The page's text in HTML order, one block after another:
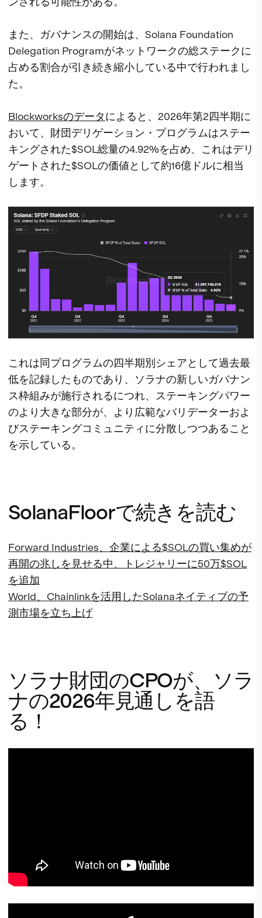
また、ガバナンスの開始は、Solana Foundation
Delegation Programがネットワークの総ステークに
占める割合が引き続き縮小している中で行われまし
た。
Blockworksのデータによると、2026年第2四半期に
おいて、財団デリゲーション・プログラムはステー
キングされた$SOL総量の4.92%を占め、これはデリ
ゲートされた$SOLの価値として約16億ドルに相当
します。
これは同プログラムの四半期別シェアとして過去最
低を記録したものであり、ソラナの新しいガバナン
ス枠組みが施行されるにつれ、ステーキングパワー
のより大きな部分が、より広範なバリデーターおよ
びステーキングコミュニティに分散しつつあること
を示している。
SolanaFloorで続きを読む
Forward Industries、企業による$SOLの買い集めが
再開の兆しを見せる中、トレジャリーに50万$SOL
を追加
World、Chainlinkを活用したSolanaネイティブの予
測市場を立ち上げ
ソラナ財団のCPOが、ソラ
ナの2026年見通しを語
る！